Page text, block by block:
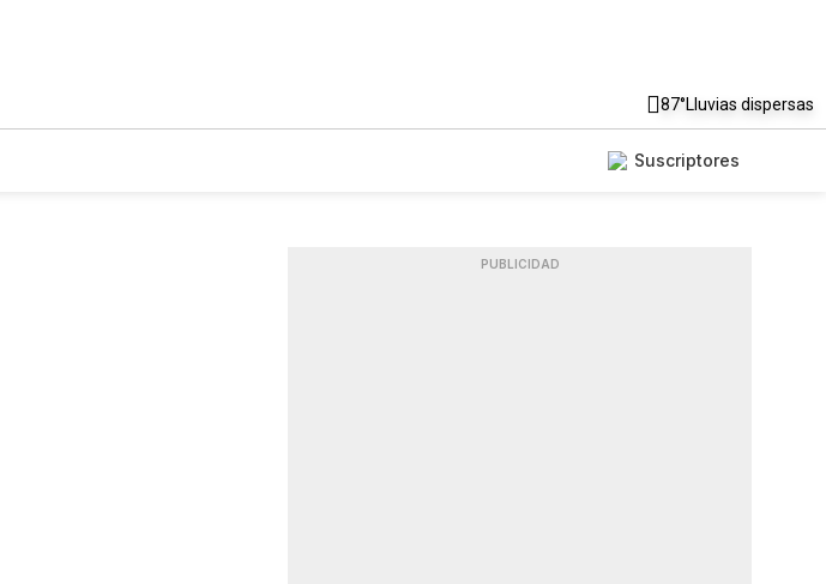
87°Lluvias dispersas
Suscriptores
PUBLICIDAD